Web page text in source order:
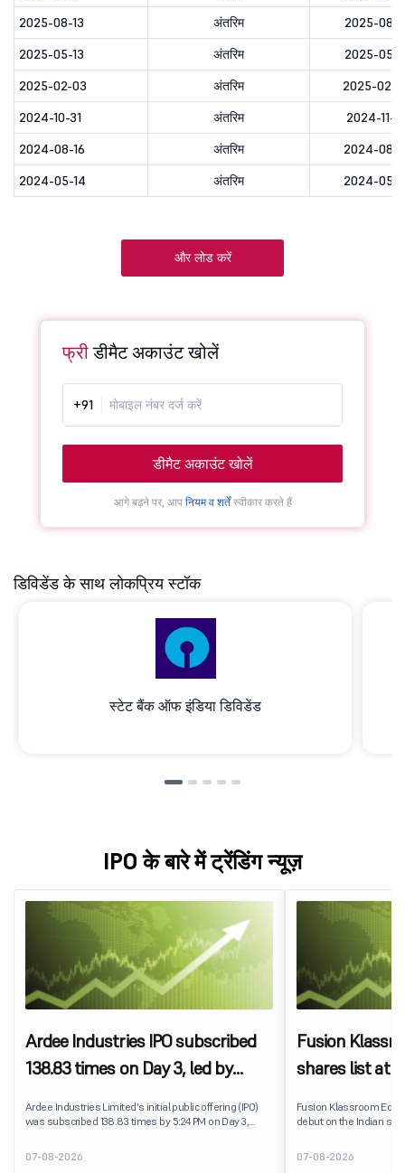
2025-08-13
अंतरिम
2025-08-
2025-05-13
अंतरिम
2025-05-
2025-02-03
अंतरिम
2025-02-
2024-10-31
अंतरिम
2024-11-
2024-08-16
अंतरिम
2024-08-
2024-05-14
अंतरिम 2024-05-
और लोड करें
फ्रीडीमैट अकाउंट खोलें
+91
डीमैट अकाउंट खोलें
आगे बढ़ने पर, आप नियम व शर्तेंस्वीकार करते हैं
डिविडेंड के साथ लोकप्रिय स्टॉक
स्टेट बैंक ऑफ इंडिया डिविडेंड
IPO के बारे में ट्रेंडिंग न्यूज़
Ardee Industries IPO subscribed
138.83 times on Day 3, led by
Ardee Industries Limited's initial public offering (IPO)
was subscribed 138.83 times by 5:24 PM on Day 3,
7,80,88,05,383 shares against 5,62,46,366 shares
available for subscription.
07-08-2026
Fusion
shares list at
Fusion Klassroom
debut on the Indian
delivering a premium of
price of ₹159. The
07-08-2026